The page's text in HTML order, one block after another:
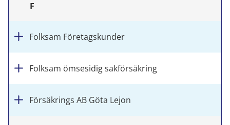
F
Folksam Företagskunder
Folksam ömsesidig sakförsäkring
Försäkrings AB Göta Lejon